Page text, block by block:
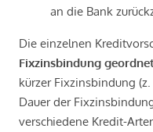
an die Bank
Die einzelnen
Fixzinsbindung
kürzer Fixzinsbindung
Dauer der
verschiedene Kredit-